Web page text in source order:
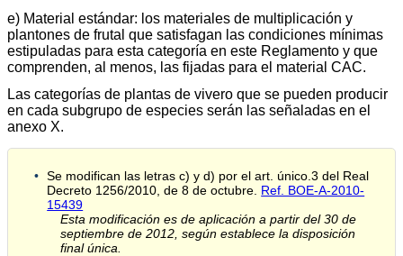
e) Material estándar: los materiales de multiplicación y
plantones de frutal que satisfagan las condiciones mínimas
estipuladas para esta categoría en este Reglamento y que
comprenden, al menos, las fijadas para el material CAC.
Las categorías de plantas de vivero que se pueden producir
en cada subgrupo de especies serán las señaladas en el
anexo X.
Se modifican las letras c) y d) por el art. único.3 del Real
Decreto 1256/2010, de 8 de octubre. Ref. BOE-A-2010-
15439
Esta modificación es de aplicación a partir del 30 de
septiembre de 2012, según establece la disposición
final única.